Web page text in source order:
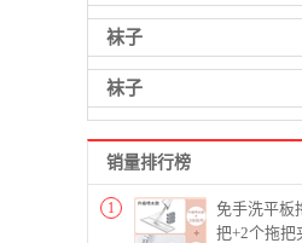
袜子
袜子
销量排行榜
1
免手洗平板
把+2个拖把